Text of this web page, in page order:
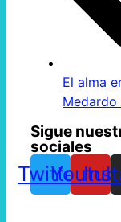
El alma
Medardo
Sigue
sociales
Twitter